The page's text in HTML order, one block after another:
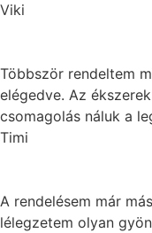
Viki
Többször rendeltem
elégedve. Az
csomagolás náluk a
Timi
A rendelésem már
lélegzetem olyan